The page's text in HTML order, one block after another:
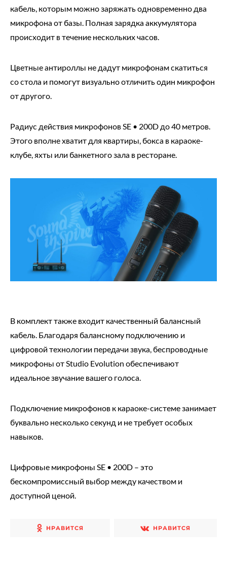
кабель, которым можно заряжать одновременно два
микрофона от базы. Полная зарядка аккумулятора
происходит в течение нескольких часов.
Цветные антироллы не дадут микрофонам скатиться
со стола и помогут визуально отличить один микрофон
от другого.
Радиус действия микрофонов SE • 200D до 40 метров.
Этого вполне хватит для квартиры, бокса в караоке-
клубе, яхты или банкетного зала в ресторане.
В комплект также входит качественный балансный
кабель. Благодаря балансному подключению и
цифровой технологии передачи звука, беспроводные
микрофоны от Studio Evolution обеспечивают
идеальное звучание вашего голоса.
Подключение микрофонов к караоке-системе занимает
буквально несколько секунд и не требует особых
навыков.
Цифровые микрофоны SE • 200D – это
бескомпромиссный выбор между качеством и
доступной ценой.
НРАВИТСЯ НРАВИТСЯ